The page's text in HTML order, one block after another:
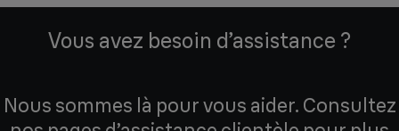
Vous avez besoin d’assistance ?
Nous sommes là pour vous aider. Consultez